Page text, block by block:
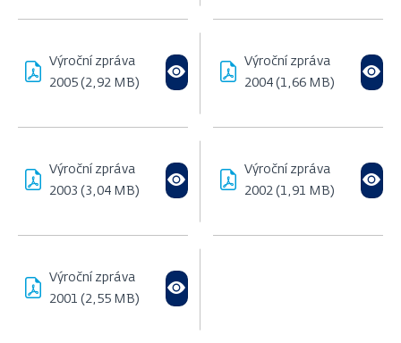
Výroční zpráva
2005 (2,92 MB)
Výroční zpráva
2004 (1,66 MB)
Výroční zpráva
2003 (3,04 MB)
Výroční zpráva
2002 (1,91 MB)
Výroční zpráva
2001 (2,55 MB)